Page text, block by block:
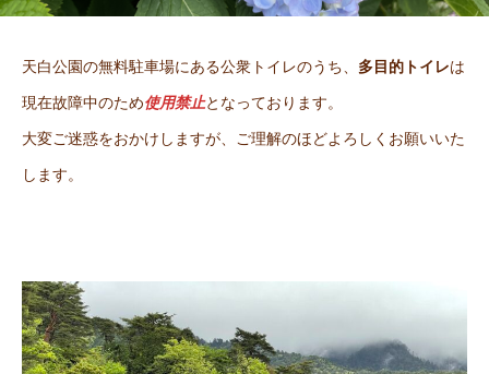
天白公園の無料駐車場にある公衆トイレのうち、 多目的トイレは
現在故障中のため使用禁止となっております。
大変ご迷惑をおかけしますが、ご理解のほどよろしくお願いいた
します。